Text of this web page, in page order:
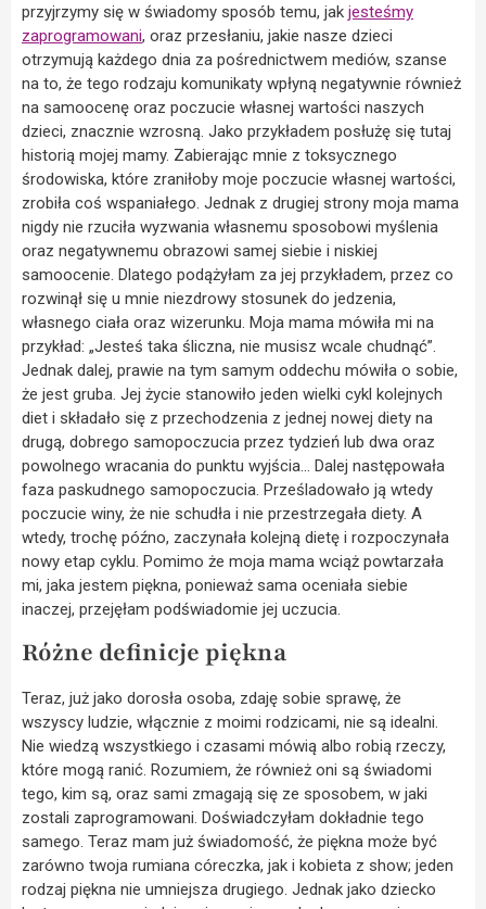
przyjrzymy się w świadomy sposób temu, jak jesteśmy
zaprogramowani, oraz przesłaniu, jakie nasze dzieci
otrzymują każdego dnia za pośrednictwem mediów, szanse
na to, że tego rodzaju komunikaty wpłyną negatywnie również
na samoocenę oraz poczucie własnej wartości naszych
dzieci, znacznie wzrosną. Jako przykładem posłużę się tutaj
historią mojej mamy. Zabierając mnie z toksycznego
środowiska, które zraniłoby moje poczucie własnej wartości,
zrobiła coś wspaniałego. Jednak z drugiej strony moja mama
nigdy nie rzuciła wyzwania własnemu sposobowi myślenia
oraz negatywnemu obrazowi samej siebie i niskiej
samoocenie. Dlatego podążyłam za jej przykładem, przez co
rozwinął się u mnie niezdrowy stosunek do jedzenia,
własnego ciała oraz wizerunku. Moja mama mówiła mi na
przykład: „Jesteś taka śliczna, nie musisz wcale chudnąć”.
Jednak dalej, prawie na tym samym oddechu mówiła o sobie,
że jest gruba. Jej życie stanowiło jeden wielki cykl kolejnych
diet i składało się z przechodzenia z jednej nowej diety na
drugą, dobrego samopoczucia przez tydzień lub dwa oraz
powolnego wracania do punktu wyjścia… Dalej następowała
faza paskudnego samopoczucia. Prześladowało ją wtedy
poczucie winy, że nie schudła i nie przestrzegała diety. A
wtedy, trochę późno, zaczynała kolejną dietę i rozpoczynała
nowy etap cyklu. Pomimo że moja mama wciąż powtarzała
mi, jaka jestem piękna, ponieważ sama oceniała siebie
inaczej, przejęłam podświadomie jej uczucia.
Różne definicje piękna
Teraz, już jako dorosła osoba, zdaję sobie sprawę, że
wszyscy ludzie, włącznie z moimi rodzicami, nie są idealni.
Nie wiedzą wszystkiego i czasami mówią albo robią rzeczy,
które mogą ranić. Rozumiem, że również oni są świadomi
tego, kim są, oraz sami zmagają się ze sposobem, w jaki
zostali zaprogramowani. Doświadczyłam dokładnie tego
samego. Teraz mam już świadomość, że piękna może być
zarówno twoja rumiana córeczka, jak i kobieta z show; jeden
rodzaj piękna nie umniejsza drugiego. Jednak jako dziecko